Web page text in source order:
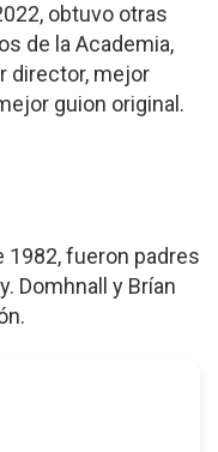
obtuvo otras
de la Academia,
director, mejor
guion original.
1982, fueron padres
Domhnall y Brían